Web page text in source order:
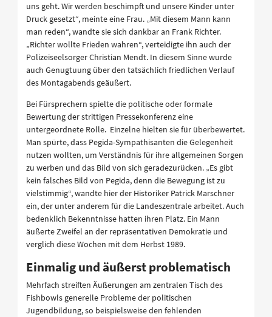
uns geht. Wir werden beschimpft und unsere Kinder unter
Druck gesetzt“, meinte eine Frau. „Mit diesem Mann kann
man reden“, wandte sie sich dankbar an Frank Richter.
„Richter wollte Frieden wahren“, verteidigte ihn auch der
Polizeiseelsorger Christian Mendt. In diesem Sinne wurde
auch Genugtuung über den tatsächlich friedlichen Verlauf
des Montagabends geäußert.
Bei Fürsprechern spielte die politische oder formale
Bewertung der strittigen Pressekonferenz eine
untergeordnete Rolle. Einzelne hielten sie für überbewertet.
Man spürte, dass Pegida-Sympathisanten die Gelegenheit
nutzen wollten, um Verständnis für ihre allgemeinen Sorgen
zu werben und das Bild von sich geradezurücken. „Es gibt
kein falsches Bild von Pegida, denn die Bewegung ist zu
vielstimmig“, wandte hier der Historiker Patrick Marschner
ein, der unter anderem für die Landeszentrale arbeitet. Auch
bedenklich Bekenntnisse hatten ihren Platz. Ein Mann
äußerte Zweifel an der repräsentativen Demokratie und
verglich diese Wochen mit dem Herbst 1989.
Einmalig und äußerst problematisch
Mehrfach streiften Äußerungen am zentralen Tisch des
Fishbowls generelle Probleme der politischen
Jugendbildung, so beispielsweise den fehlenden